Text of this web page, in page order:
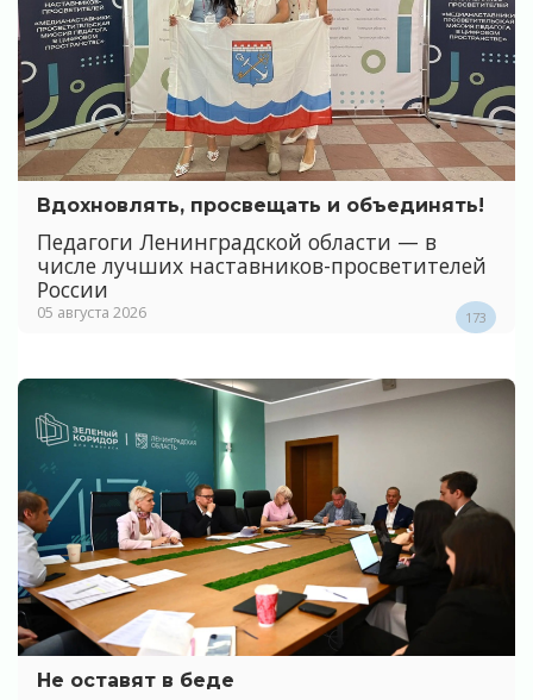
Вдохновлять, просвещать и объединять!
Педагоги Ленинградской области — в
числе лучших наставников-просветителей
России
05 августа 2026 173
Не оставят в беде